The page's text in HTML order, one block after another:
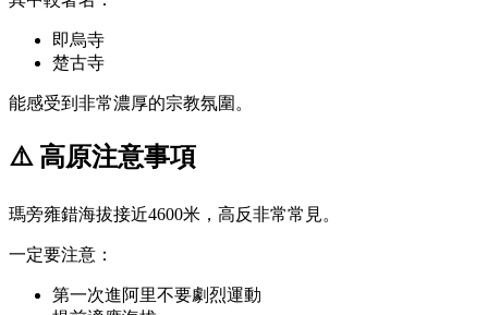
即烏寺
楚古寺
能感受到非常濃厚的宗教氛圍。
⚠️ 高原注意事項
瑪旁雍錯海拔接近4600米，高反非常常見。
一定要注意：
第一次進阿里不要劇烈運動